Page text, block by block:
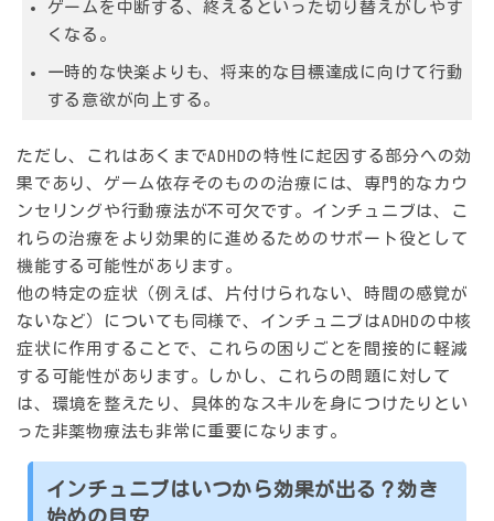
ゲームを中断する、終えるといった切り替えがしやす
くなる。
一時的な快楽よりも、将来的な目標達成に向けて行動
する意欲が向上する。
ただし、これはあくまでADHDの特性に起因する部分への効
果であり、ゲーム依存そのものの治療には、専門的なカウ
ンセリングや行動療法が不可欠です。インチュニブは、こ
れらの治療をより効果的に進めるためのサポート役として
機能する可能性があります。
他の特定の症状（例えば、片付けられない、時間の感覚が
ないなど）についても同様で、インチュニブはADHDの中核
症状に作用することで、これらの困りごとを間接的に軽減
する可能性があります。しかし、これらの問題に対して
は、環境を整えたり、具体的なスキルを身につけたりとい
った非薬物療法も非常に重要になります。
インチュニブはいつから効果が出る？効き
始めの目安